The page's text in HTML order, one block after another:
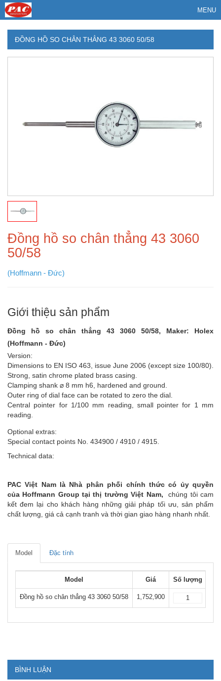
MENU
ĐỒNG HỒ SO CHÂN THẲNG 43 3060 50/58
Đồng hồ so chân thẳng 43 3060
50/58
(Hoffmann - Đức)
Giới thiệu sản phẩm
Đồng hồ so chân thẳng 43 3060 50/58, Maker: Holex
(Hoffmann - Đức)
Version:
Dimensions to EN ISO 463, issue June 2006 (except size 100/80).
Strong, satin chrome plated brass casing.
Clamping shank ⌀ 8 mm h6, hardened and ground.
Outer ring of dial face can be rotated to zero the dial.
Central pointer for 1/100 mm reading, small pointer for 1 mm
reading.
Optional extras:
Special contact points No. 434900 / 4910 / 4915.
Technical data:
PAC Việt Nam là Nhà phân phối chính thức có ủy quyền
của Hoffmann Group tại thị trường Việt Nam, chúng tôi cam
kết đem lại cho khách hàng những giải pháp tối ưu, sản phẩm
chất lượng, giá cả cạnh tranh và thời gian giao hàng nhanh nhất.
Model Đặc tính
Model Giá Số lượng
Đồng hồ so chân thẳng 43 3060 50/58 1,752,900
BÌNH LUẬN